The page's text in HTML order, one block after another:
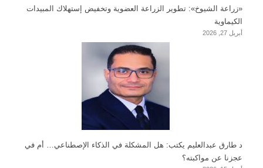
«زراعة الشيوخ»: تطوير الزراعة العضوية وتخفيض إستهلاك المبيدات
الكيماوية
أبريل 27, 2026
د طارق عبدالعليم يكتب: هل المشكلة في الذكاء الإصطناعي… أم في
عجزنا عن مواكبته؟